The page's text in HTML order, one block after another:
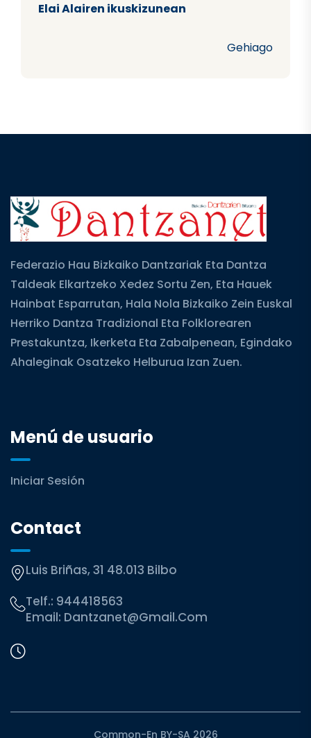
Elai Alairen ikuskizunean
Gehiago
Federazio Hau Bizkaiko Dantzariak Eta Dantza
Taldeak Elkartzeko Xedez Sortu Zen, Eta Hauek
Hainbat Esparrutan, Hala Nola Bizkaiko Zein Euskal
Herriko Dantza Tradizional Eta Folklorearen
Prestakuntza, Ikerketa Eta Zabalpenean, Egindako
Ahaleginak Osatzeko Helburua Izan Zuen.
Menú de usuario
Iniciar Sesión
Contact
Luis Briñas, 31 48.013 Bilbo
Telf.: 944418563
Email: Dantzanet@gmail.com
Common-En BY-SA 2026